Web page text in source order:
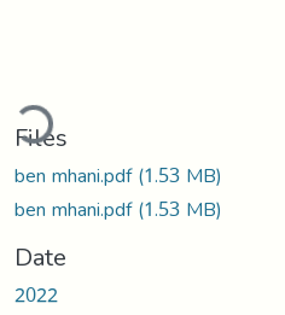
Files
ben mhani.pdf(1.53 MB)
ben mhani.pdf(1.53 MB)
Date
2022